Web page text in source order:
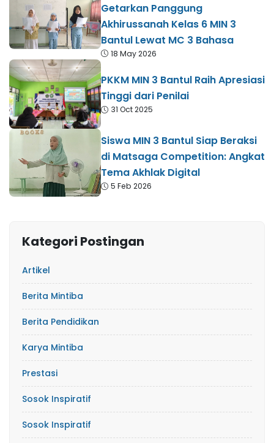
Getarkan Panggung
Akhirussanah Kelas 6 MIN 3
Bantul Lewat MC 3 Bahasa
18 May 2026
PKKM MIN 3 Bantul Raih Apresiasi
Tinggi dari Penilai
31 Oct 2025
Siswa MIN 3 Bantul Siap Beraksi
di Matsaga Competition: Angkat
Tema Akhlak Digital
5 Feb 2026
Kategori Postingan
Artikel
Berita Mintiba
Berita Pendidikan
Karya Mintiba
Prestasi
Sosok Inspiratif
Sosok Inspiratif